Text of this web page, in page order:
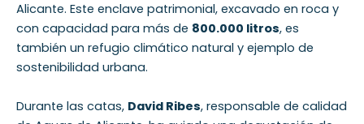
Alicante. Este enclave patrimonial, excavado en roca y
con capacidad para más de 800.000 litros, es
también un refugio climático natural y ejemplo de
sostenibilidad urbana.
Durante las catas, David Ribes, responsable de calidad